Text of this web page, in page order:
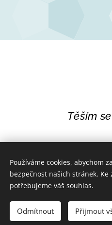
Těším
Používáme cookies, abychom
bezpečnost našich stránek.
potřebujeme váš souhlas.
Odmítnout Přijmout